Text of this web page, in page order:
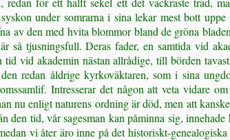
under somrarna i sina lekar mest bott
av den med hvita blommor bland de gröna
så tjusningsfull. Deras fader, en samtida vid
vid akademin nästan allrådige, till börden
redan åldrige kyrkoväktaren, som i sina
Intresserar det någon att veta vidare
nu enligt naturens ordning är död, men att
den tid, vår sagesman kan påminna sig,
vi åter äro inne på det historiskt-